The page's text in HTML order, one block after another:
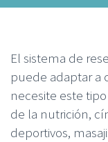
El sistema de
puede adaptar a
necesite este
de la nutrición,
deportivos,